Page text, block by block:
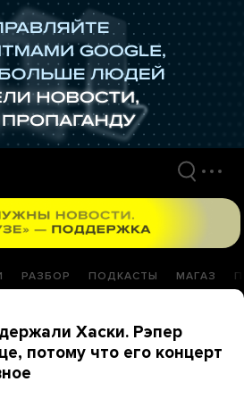
РАЗБОР ПОДКАСТЫ МАГАЗ
Хаски. Рэпер
потому что его концерт